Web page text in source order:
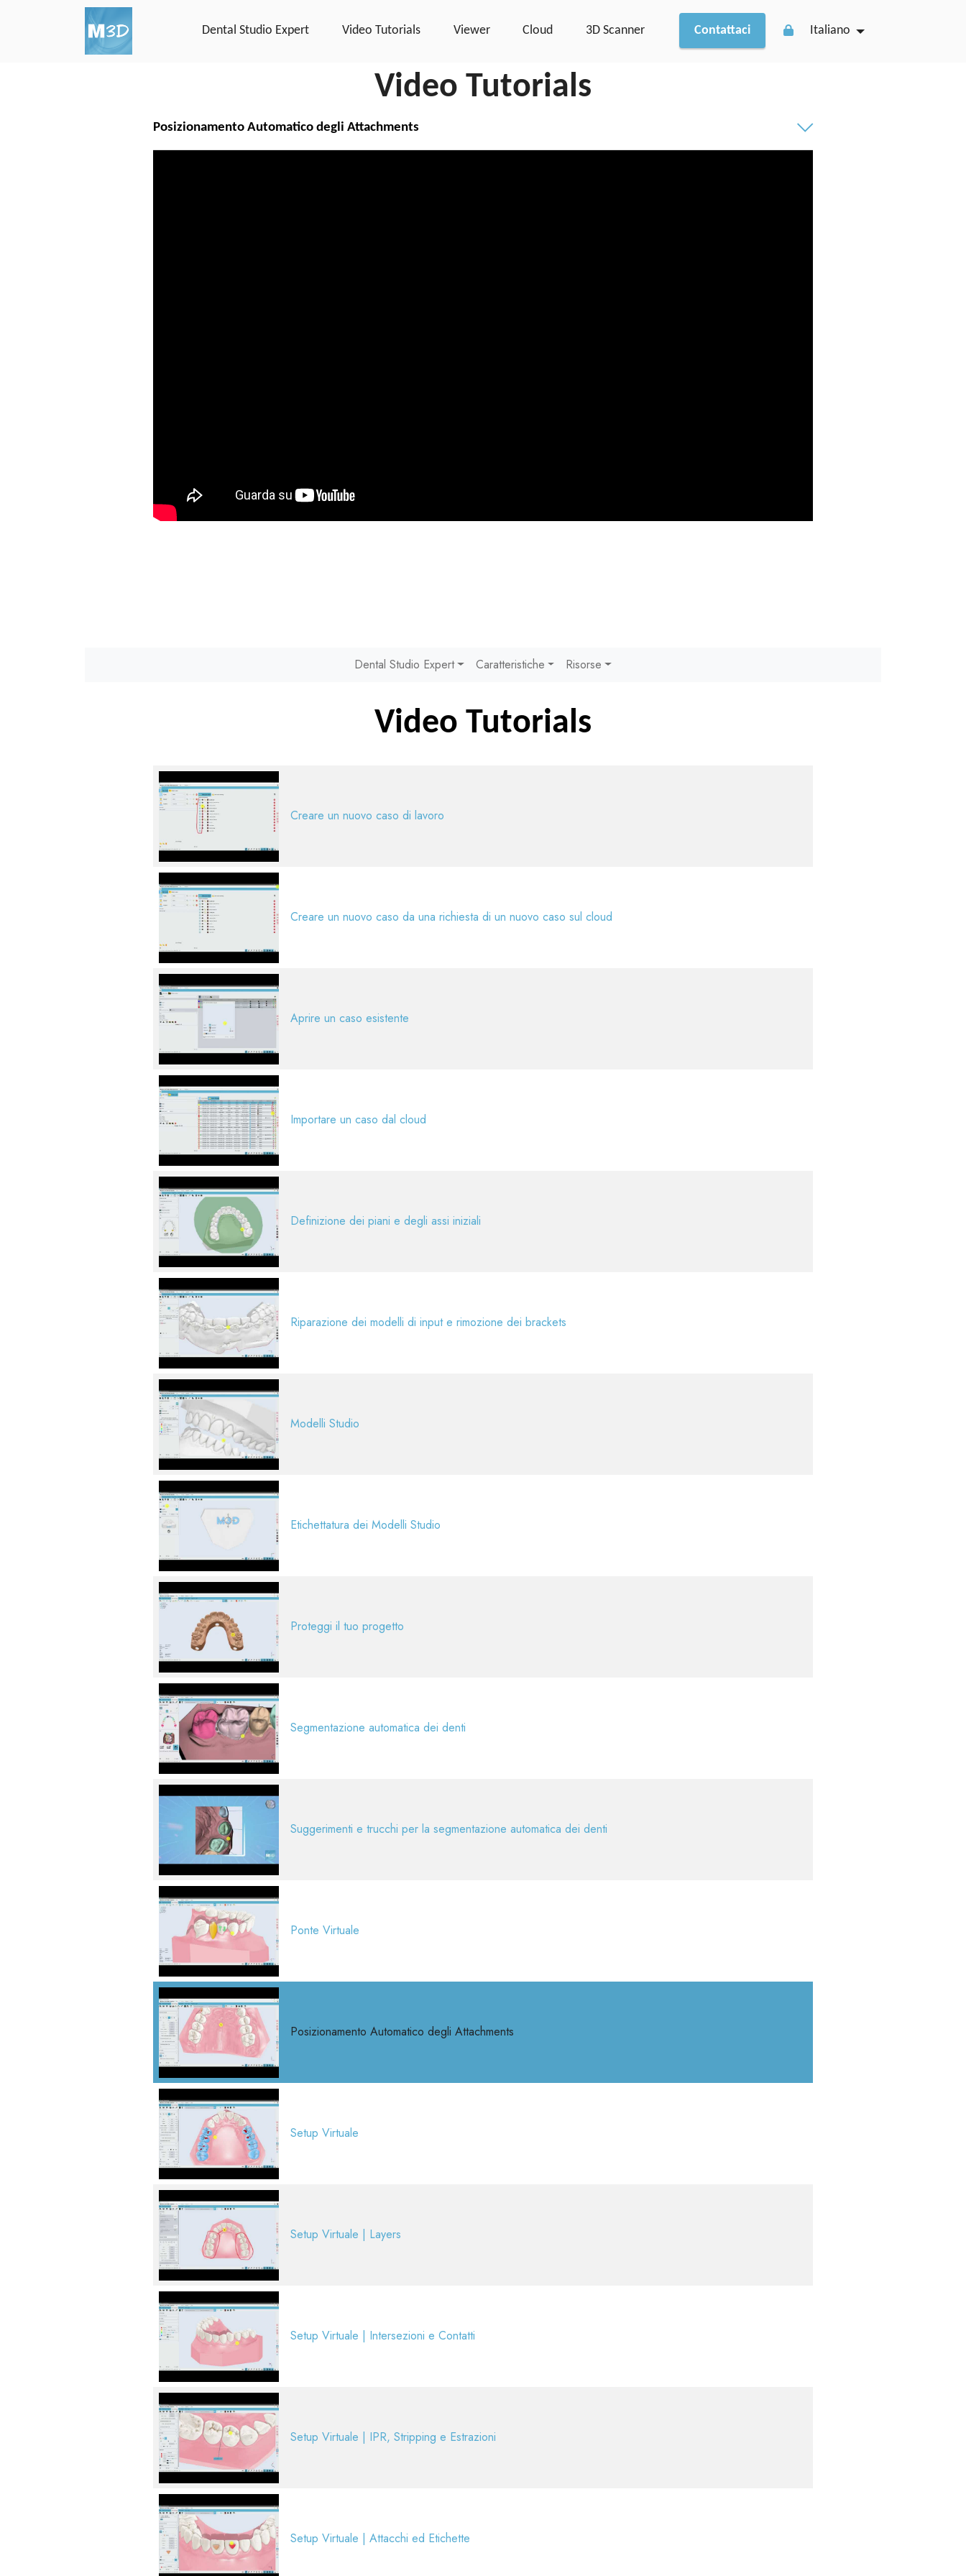
Dental Studio Expert Video Tutorials Viewer Cloud 3D Scanner Contattaci Italiano
Video Tutorials
Posizionamento Automatico degli Attachments
Dental Studio Expert Caratteristiche Risorse
Video Tutorials
Creare un nuovo caso di lavoro
Creare un nuovo caso da una richiesta di un nuovo caso sul cloud
Aprire un caso esistente
Importare un caso dal cloud
Definizione dei piani e degli assi iniziali
Riparazione dei modelli di input e rimozione dei brackets
Modelli Studio
Etichettatura dei Modelli Studio
Proteggi il tuo progetto
Segmentazione automatica dei denti
Suggerimenti e trucchi per la segmentazione automatica dei denti
Ponte Virtuale
Posizionamento Automatico degli Attachments
Setup Virtuale
Setup Virtuale | Layers
Setup Virtuale | Intersezioni e Contatti
Setup Virtuale | IPR, Stripping e Estrazioni
Setup Virtuale | Attacchi ed Etichette